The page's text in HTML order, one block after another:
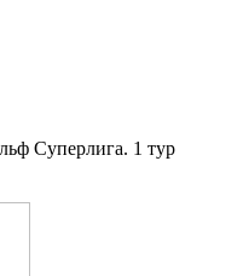
Суперлига. 1 тур